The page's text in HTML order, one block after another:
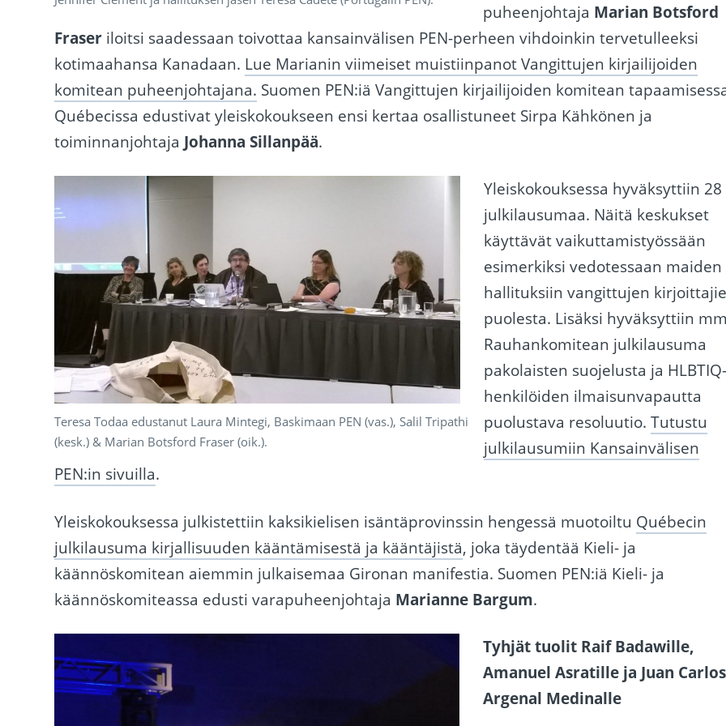
puheenjohtaja Marian Botsford
Fraser iloitsi saadessaan toivottaa kansainvälisen PEN-perheen vihdoinkin tervetulleeksi
kotimaahansa Kanadaan. Lue Marianin viimeiset muistiinpanot Vangittujen kirjailijoiden
komitean puheenjohtajana. Suomen PEN:iä Vangittujen kirjailijoiden komitean
Québecissa edustivat yleiskokoukseen ensi kertaa osallistuneet Sirpa Kähkönen ja
toiminnanjohtaja Johanna Sillanpää.
Teresa Todaa edustanut Laura Mintegi, Baskimaan PEN (vas.), Salil Tripathi
(kesk.) & Marian Botsford Fraser (oik.).
Yleiskokouksessa hyväksyttiin 28
julkilausumaa. Näitä keskukset
käyttävät vaikuttamistyössään
esimerkiksi vedotessaan maiden
hallituksiin vangittujen
puolesta. Lisäksi hyväksyttiin
Rauhankomitean julkilausuma
pakolaisten suojelusta ja HLBTIQ-
henkilöiden ilmaisunvapautta
puolustava resoluutio.Tutustu
julkilausumiin Kansainvälisen
PEN:in sivuilla.
Yleiskokouksessa julkistettiin kaksikielisen isäntäprovinssin hengessä muotoiltu Québecin
julkilausuma kirjallisuuden kääntämisestä ja kääntäjistä, joka täydentää Kieli- ja
käännöskomitean aiemmin julkaisemaa Gironan manifestia. Suomen PEN:iä Kieli- ja
käännöskomiteassa edusti varapuheenjohtaja Marianne Bargum.
Tyhjät tuolit Raif Badawille,
Amanuel Asratille ja Juan Carlos
Argenal Medinalle